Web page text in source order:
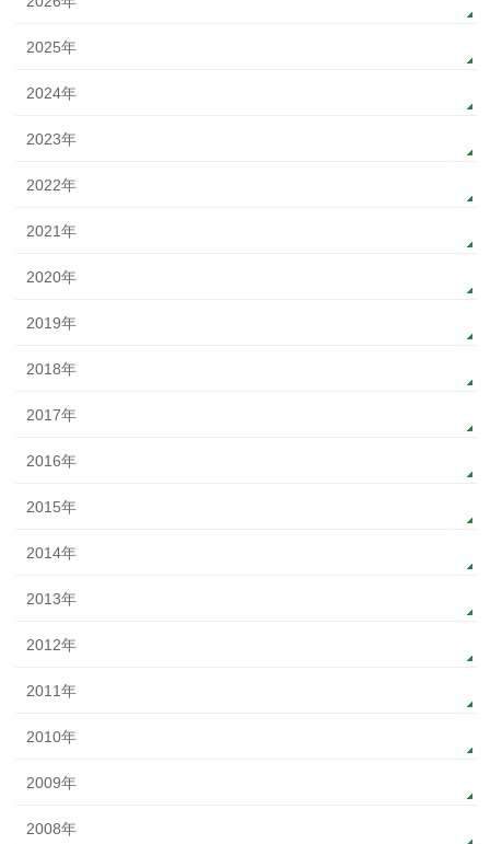
2025年
2024年
2023年
2022年
2021年
2020年
2019年
2018年
2017年
2016年
2015年
2014年
2013年
2012年
2011年
2010年
2009年
2008年